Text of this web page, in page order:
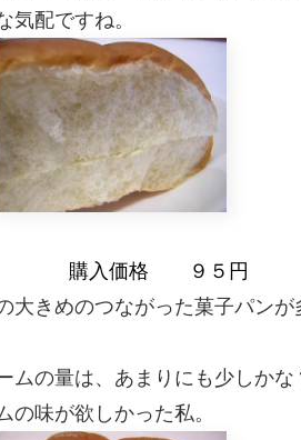
気配ですね。
購入価格 ９５円
大きめのつながった菓子パンが
ムの量は、あまりにも少しかな
の味が欲しかった私。